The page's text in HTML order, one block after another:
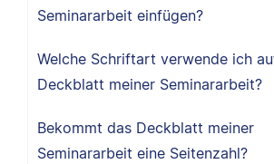
Seminararbeit einfügen?
Welche Schriftart verwende ich
Deckblatt meiner Seminararbeit?
Bekommt das Deckblatt meiner
Seminararbeit eine Seitenzahl?